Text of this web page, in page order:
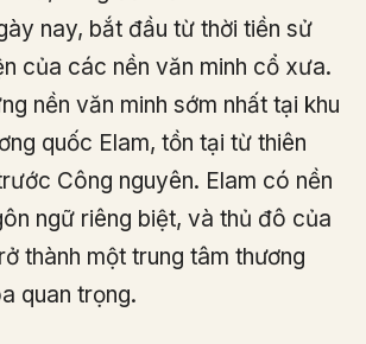
nay, bắt đầu từ thời tiền sử
của các nền văn minh cổ xưa.
nền văn minh sớm nhất tại khu
quốc Elam, tồn tại từ thiên
Công nguyên. Elam có nền
ngữ riêng biệt, và thủ đô của
thành một trung tâm thương
quan trọng.